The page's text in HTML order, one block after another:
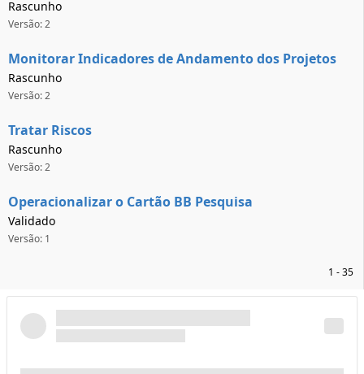
Rascunho
Versão: 2
Monitorar Indicadores de Andamento dos Projetos
Rascunho
Versão: 2
Tratar Riscos
Rascunho
Versão: 2
Operacionalizar o Cartão BB Pesquisa
Validado
Versão: 1
1 - 35